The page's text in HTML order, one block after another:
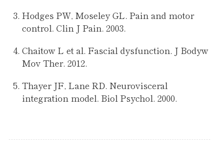
Hodges PW, Moseley GL. Pain and motor
control. Clin J Pain. 2003.
Chaitow L et al. Fascial dysfunction. J Bodyw
Mov Ther. 2012.
Thayer JF, Lane RD. Neurovisceral
integration model. Biol Psychol. 2000.